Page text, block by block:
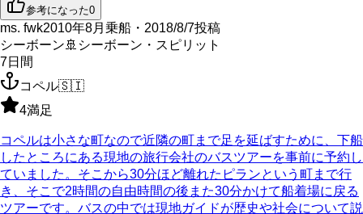
参考になった0
ms. fwk2010年8月乗船・2018/8/7投稿
シーボーン 🚢 シーボーン・スピリット
7日間
コペル🇸🇮
4満足
コペルは小さな町なので近隣の町まで足を延ばすために、下船
したところにある現地の旅行会社のバスツアーを事前に予約し
ていました。そこから30分ほど離れたピランという町まで行
き、そこで2時間の自由時間の後また30分かけて船着場に戻る
ツアーです。バスの中では現地ガイドが歴史や社会について説